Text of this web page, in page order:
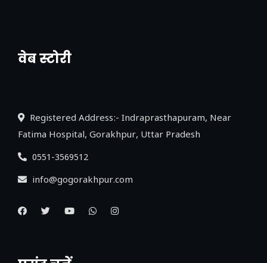
वेब स्टोरी
नया एक्सप्रेसवे: पूर्वांचल का लक, डेवलपमेंट का
Registered Address:- Indraprasthapuram, Near
Fatima Hospital, Gorakhpur, Uttar Pradesh
0551-3569512
info@gogorakhpur.com